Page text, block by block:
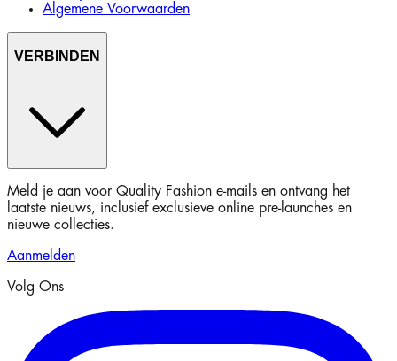
Algemene Voorwaarden
VERBINDEN
Meld je aan voor Quality Fashion e-mails en ontvang het
laatste nieuws, inclusief exclusieve online pre-launches en
nieuwe collecties.
Aanmelden
Volg Ons